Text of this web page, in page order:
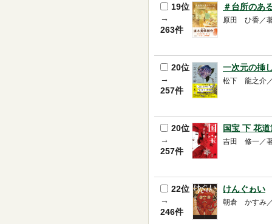
19位
→
263件
＃台所のあ
原田 ひ香／
20位
→
257件
一次元の挿
松下 龍之介
20位
→
257件
国宝 下 花道
吉田 修一／
22位
→
246件
けんぐゎい
朝倉 かすみ